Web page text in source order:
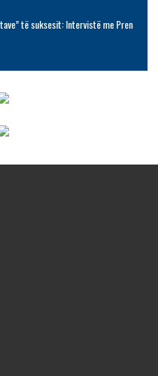
të suksesit: Intervistë me Pren